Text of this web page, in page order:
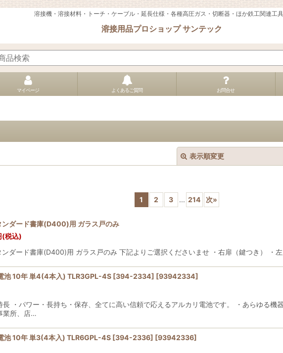
溶接機・溶接材料・トーチ・ケーブル・延長仕様・各種高圧ガス・切断器・ほか鉄工関連工
溶接用品プロショップ サンテック
マイページ よくあるご質問 お問合せ
表示順変更
絞り込む
1 2 3 ... 214 次»
ダード書庫(D400)用 ガラス戸のみ
(税込)
ダード書庫(D400)用 ガラス戸のみ 下記よりご選択くださいませ ・右扉（鍵つき） ・
池 10年 単4(4本入) TLR3GPL-4S [394-2334] [93942334]
長 ・パワー・長持ち・保存、全てに高い信頼で応えるアルカリ電池です。 ・あらゆる機
業所、店…
池 10年 単3(4本入) TLR6GPL-4S [394-2336] [93942336]